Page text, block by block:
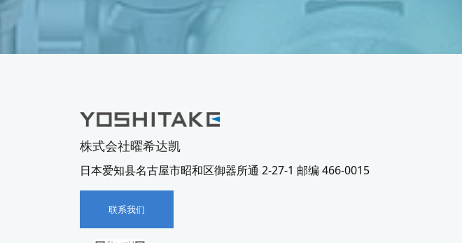
株式会社曜希达凯
日本爱知县名古屋市昭和区御器所通 2-27-1 邮编 466-0015
联系我们